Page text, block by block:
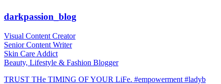
darkpassion_blog
Visual Content Creator
Senior Content Writer
Skin Care Addict
Beauty, Lifestyle & Fashion Blogger
TRUST THe TIMING OF YOUR LiFe. #empowerment #ladyb